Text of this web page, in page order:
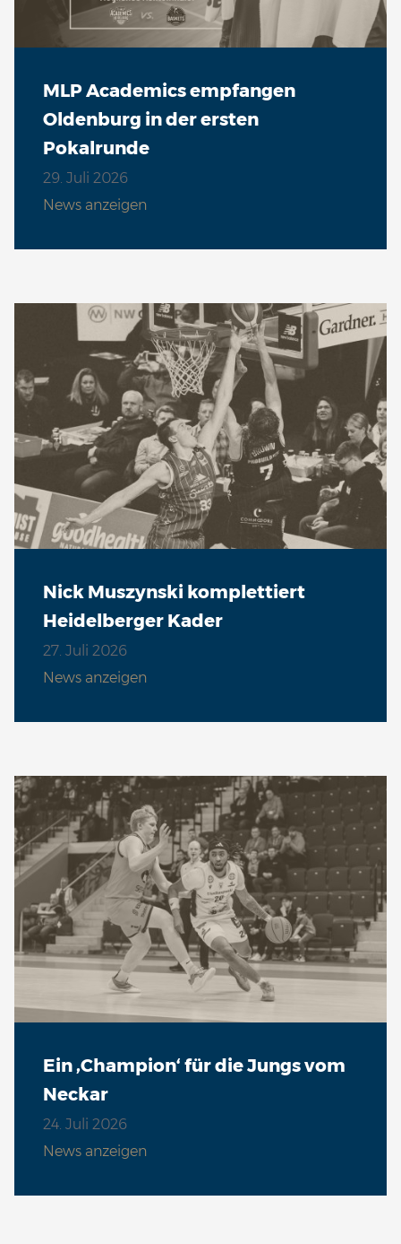
MLP Academics empfangen
Oldenburg in der ersten
Pokalrunde
29. Juli 2026
News anzeigen
Nick Muszynski komplettiert
Heidelberger Kader
27. Juli 2026
News anzeigen
Ein ‚Champion‘ für die Jungs vom
Neckar
24. Juli 2026
News anzeigen